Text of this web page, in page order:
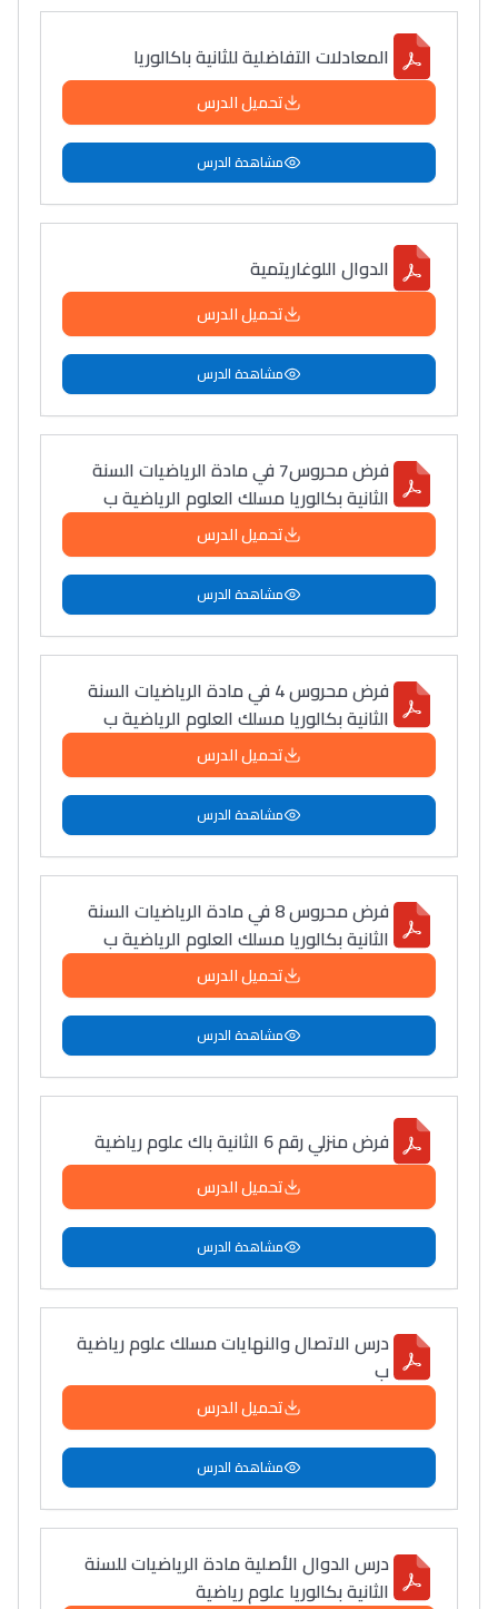
المعادلات التفاضلية للثانية باكالوريا
تحميل الدرس
مشاهدة الدرس
الدوال اللوغاريتمية
تحميل الدرس
مشاهدة الدرس
فرض محروس7 في مادة الرياضيات السنة
الثانية بكالوريا مسلك العلوم الرياضية ب
تحميل الدرس
مشاهدة الدرس
فرض محروس 4 في مادة الرياضيات السنة
الثانية بكالوريا مسلك العلوم الرياضية ب
تحميل الدرس
مشاهدة الدرس
فرض محروس 8 في مادة الرياضيات السنة
الثانية بكالوريا مسلك العلوم الرياضية ب
تحميل الدرس
مشاهدة الدرس
فرض منزلي رقم 6 الثانية باك علوم رياضية
تحميل الدرس
مشاهدة الدرس
درس الاتصال والنهايات مسلك علوم رياضية
ب
تحميل الدرس
مشاهدة الدرس
درس الدوال الأصلية مادة الرياضيات للسنة
الثانية بكالوريا علوم رياضية